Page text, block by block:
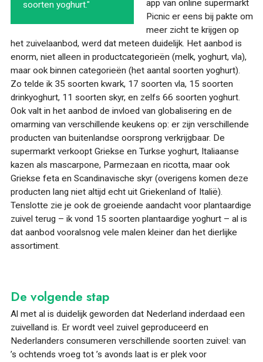
soorten yoghurt."
app van online supermarkt
Picnic er eens bij pakte om
meer zicht te krijgen op
het zuivelaanbod, werd dat meteen duidelijk. Het aanbod is
enorm, niet alleen in productcategorieën (melk, yoghurt, vla),
maar ook binnen categorieën (het aantal soorten yoghurt).
Zo telde ik 35 soorten kwark, 17 soorten vla, 15 soorten
drinkyoghurt, 11 soorten skyr, en zelfs 66 soorten yoghurt.
Ook valt in het aanbod de invloed van globalisering en de
omarming van verschillende keukens op: er zijn verschillende
producten van buitenlandse oorsprong verkrijgbaar. De
supermarkt verkoopt Griekse en Turkse yoghurt, Italiaanse
kazen als mascarpone, Parmezaan en ricotta, maar ook
Griekse feta en Scandinavische skyr (overigens komen deze
producten lang niet altijd echt uit Griekenland of Italië).
Tenslotte zie je ook de groeiende aandacht voor plantaardige
zuivel terug – ik vond 15 soorten plantaardige yoghurt – al is
dat aanbod vooralsnog vele malen kleiner dan het dierlijke
assortiment.
De volgende stap
Al met al is duidelijk geworden dat Nederland inderdaad een
zuivelland is. Er wordt veel zuivel geproduceerd en
Nederlanders consumeren verschillende soorten zuivel: van
’s ochtends vroeg tot ’s avonds laat is er plek voor